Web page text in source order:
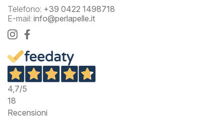
Telefono: +39 0422 1498718
E-mail: info@perlapelle.it
4,7/5
18
Recensioni